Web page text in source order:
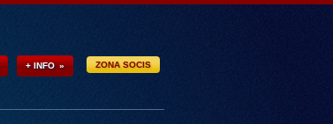
ZONA SOCIS
+ INFO»